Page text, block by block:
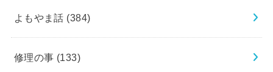
よもやま話 (384)
修理の事 (133)